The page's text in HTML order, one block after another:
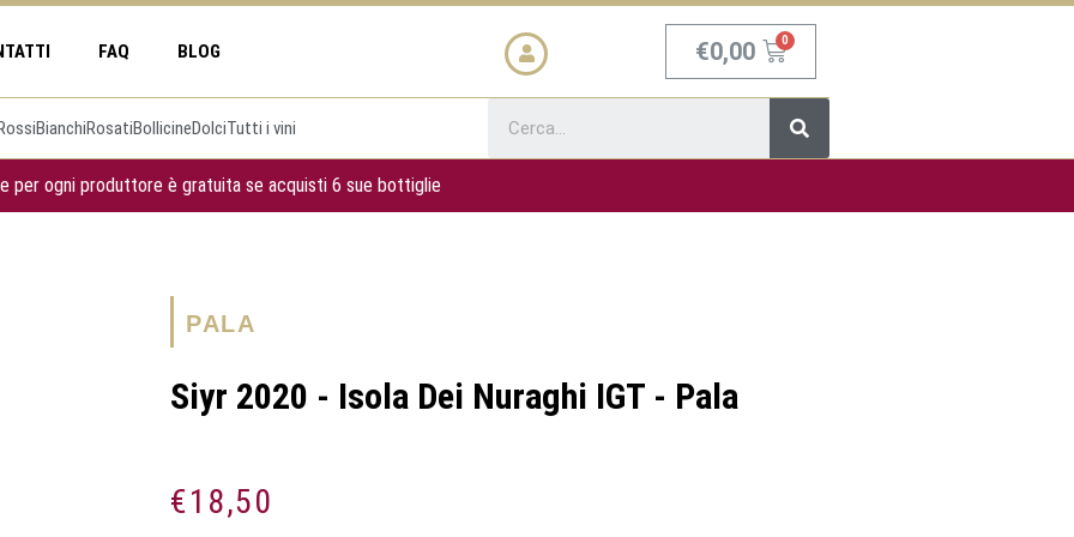
FAQ BLOG €0,00 Carrello
BianchiRosatiBollicineDolciTutti i vini
Cerca
per ogni produttore è gratuita se acquisti 6 sue bottiglie
PALA
Siyr 2020 - Isola Dei Nuraghi IGT - Pala
€18,50